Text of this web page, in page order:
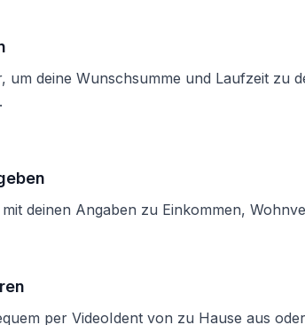
, um deine Wunschsumme und Laufzeit zu
deinen Angaben zu Einkommen,
per VideoIdent von zu Hause aus